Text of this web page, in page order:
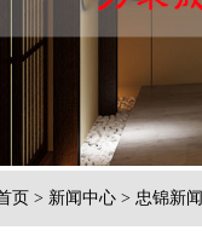
页 > 新闻中心 > 忠锦新闻